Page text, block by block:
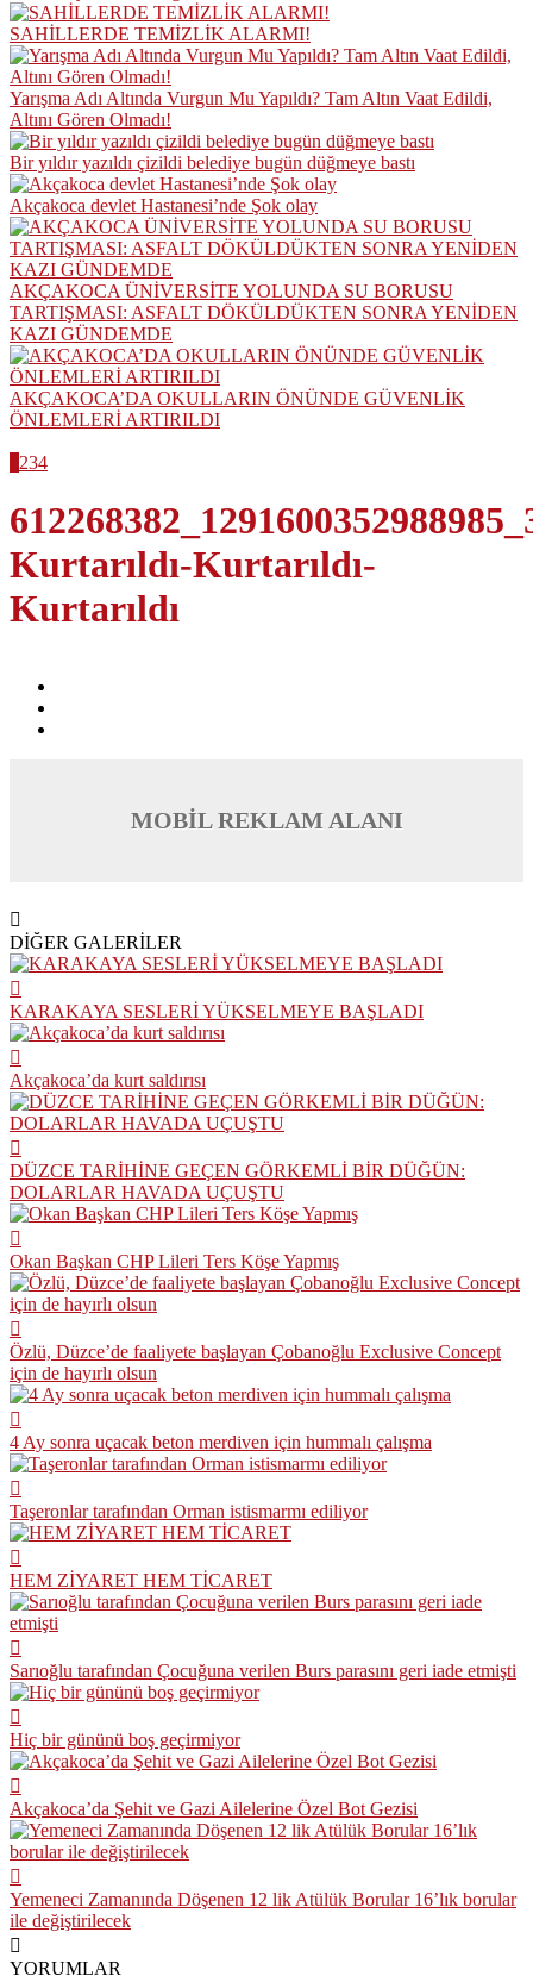
SAHİLLERDE TEMİZLİK ALARMI!
Yarışma Adı Altında Vurgun Mu Yapıldı? Tam Altın Vaat Edildi,
Altını Gören Olmadı!
Bir yıldır yazıldı çizildi belediye bugün düğmeye bastı
Akçakoca devlet Hastanesi’nde Şok olay
AKÇAKOCA ÜNİVERSİTE YOLUNDA SU BORUSU
TARTIŞMASI: ASFALT DÖKÜLDÜKTEN SONRA YENİDEN
KAZI GÜNDEMDE
AKÇAKOCA’DA OKULLARIN ÖNÜNDE GÜVENLİK
ÖNLEMLERİ ARTIRILDI
234
Kurtarıldı-Kurtarıldı-
Kurtarıldı
MOBİL REKLAM ALANI
DİĞER GALERİLER
KARAKAYA SESLERİ YÜKSELMEYE BAŞLADI
Akçakoca’da kurt saldırısı
DÜZCE TARİHİNE GEÇEN GÖRKEMLİ BİR DÜĞÜN:
DOLARLAR HAVADA UÇUŞTU
Okan Başkan CHP Lileri Ters Köşe Yapmış
Özlü, Düzce’de faaliyete başlayan Çobanoğlu Exclusive Concept
için de hayırlı olsun
4 Ay sonra uçacak beton merdiven için hummalı çalışma
Taşeronlar tarafından Orman istismarmı ediliyor
HEM ZİYARET HEM TİCARET
Sarıoğlu tarafından Çocuğuna verilen Burs parasını geri iade etmişti
Hiç bir gününü boş geçirmiyor
Akçakoca’da Şehit ve Gazi Ailelerine Özel Bot Gezisi
Yemeneci Zamanında Döşenen 12 lik Atülük Borular 16’lık borular
ile değiştirilecek
YORUMLAR